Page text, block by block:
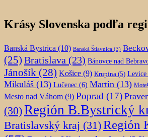
Krásy Slovenska podľa
Banská Bystrica (10) Banská Štiavnica (3)
(25) Bratislava (23) Bánovce nad
Jánošík (28) Košice (9) Krupina (5) Levice
Mikuláš (13) Lučenec (6) Martin (13)
Mesto nad Váhom (9) Poprad (17)
(30)Región B.Bystrický
Bratislavský kraj (31)Región